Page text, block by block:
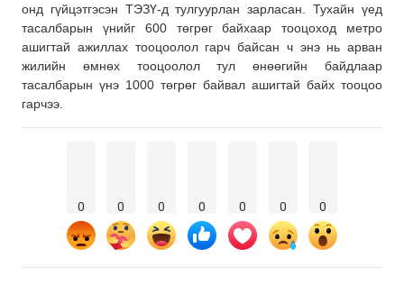
онд гүйцэтгэсэн ТЭЗҮ-д тулгуурлан зарласан. Тухайн үед
тасалбарын үнийг 600 төгрөг байхаар тооцоход метро
ашигтай ажиллах тооцоолол гарч байсан ч энэ нь арван
жилийн өмнөх тооцоолол тул өнөөгийн байдлаар
тасалбарын үнэ 1000 төгрөг байвал ашигтай байх тооцоо
гарчээ.
0 0 0 0 0 0 0